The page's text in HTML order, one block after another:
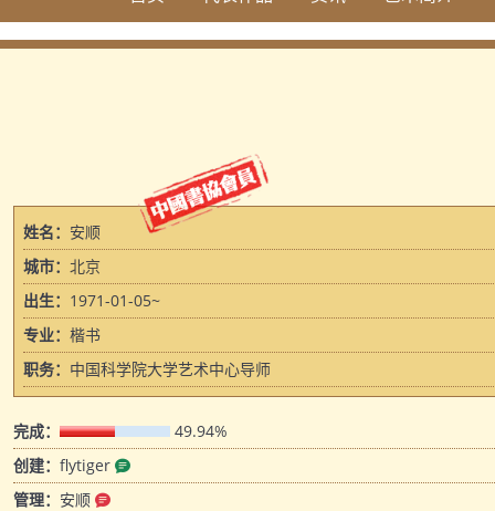
姓名： 安顺
城市： 北京
出生： 1971-01-05~
专业： 楷书
职务： 中国科学院大学艺术中心导师
完成：
49.94%
创建： flytiger
管理： 安顺